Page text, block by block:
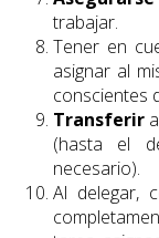
trabajar.
Tener en
asignar al
conscientes
Transferir
(hasta el
necesario).
Al delegar,